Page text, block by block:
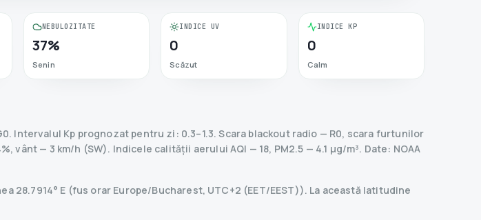
NEBULOZITATE
37%
Senin
INDICE UV
0
Scăzut
INDICE KP
0
Calm
0. Intervalul Kp prognozat pentru zi: 0.3–1.3. Scara blackout radio — R0, scara furtunilor
vânt — 3 km/h (SW). Indicele calității aerului AQI — 18, PM2.5 — 4.1 µg/m³. Date: NOAA
28.7914° E (fus orar Europe/Bucharest, UTC+2 (EET/EEST)). La această latitudine